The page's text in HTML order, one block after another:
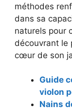
méthodes
dans sa
naturels pour
découvrant le
cœur de son
Guide
violon
Nains